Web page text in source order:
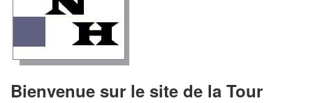
Bienvenue sur le site de la Tour